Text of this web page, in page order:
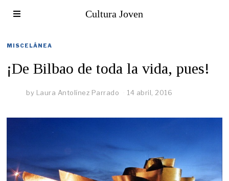
Cultura Joven
MISCELÁNEA
¡De Bilbao de toda la vida, pues!
by Laura Antolínez Parrado 14 abril, 2016